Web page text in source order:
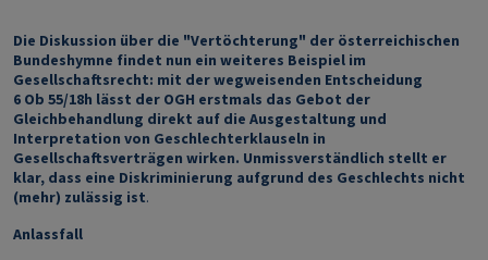
Die Diskussion über die "Vertöchterung" der österreichischen
Bundeshymne findet nun ein weiteres Beispiel im
Gesellschaftsrecht: mit der wegweisenden Entscheidung
6 Ob 55/18h lässt der OGH erstmals das Gebot der
Gleichbehandlung direkt auf die Ausgestaltung und
Interpretation von Geschlechterklauseln in
Gesellschaftsverträgen wirken. Unmissverständlich stellt er
klar, dass eine Diskriminierung aufgrund des Geschlechts nicht
(mehr) zulässig ist.
Anlassfall